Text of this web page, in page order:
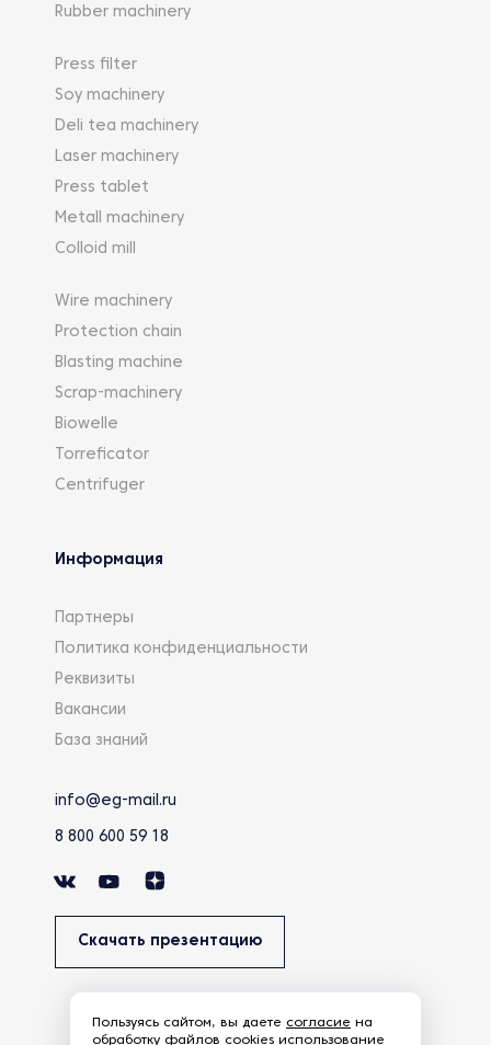
Rubber machinery
Press filter
Soy machinery
Deli tea machinery
Laser machinery
Press tablet
Metall machinery
Colloid mill
Wire machinery
Protection chain
Blasting machine
Scrap-machinery
Biowelle
Torreficator
Centrifuger
Информация
Партнеры
Политика конфиденциальности
Реквизиты
Вакансии
База знаний
info@eg-mail.ru
8 800 600 59 18
Скачать презентацию
Пользуясь сайтом, вы даете согласие на
обработку файлов cookies использование